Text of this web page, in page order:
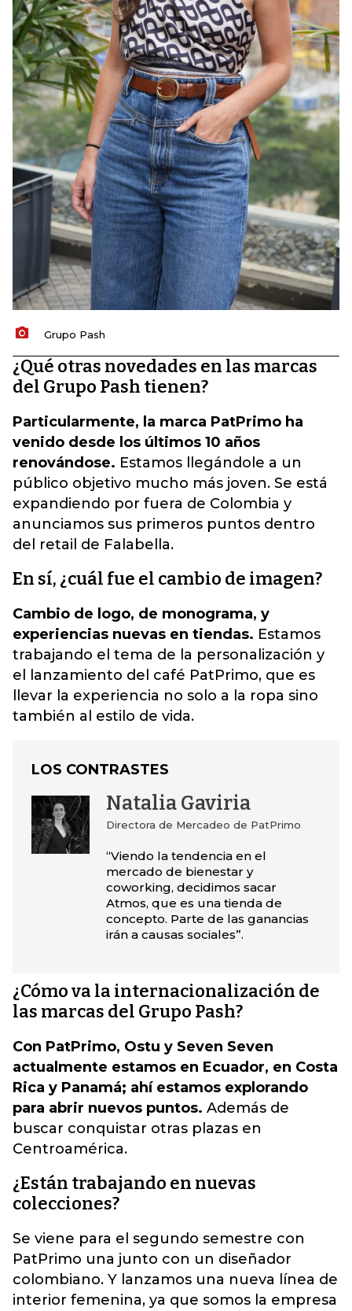
Grupo Pash
¿Qué otras novedades en las marcas
del Grupo Pash tienen?
Particularmente, la marca PatPrimo ha
venido desde los últimos 10 años
renovándose. Estamos llegándole a un
público objetivo mucho más joven. Se está
expandiendo por fuera de Colombia y
anunciamos sus primeros puntos dentro
del retail de Falabella.
En sí, ¿cuál fue el cambio de imagen?
Cambio de logo, de monograma, y
experiencias nuevas en tiendas. Estamos
trabajando el tema de la personalización y
el lanzamiento del café PatPrimo, que es
llevar la experiencia no solo a la ropa sino
también al estilo de vida.
LOS CONTRASTES
Natalia Gaviria
Directora de Mercadeo de PatPrimo
“Viendo la tendencia en el
mercado de bienestar y
coworking, decidimos sacar
Atmos, que es una tienda de
concepto. Parte de las ganancias
irán a causas sociales”.
¿Cómo va la internacionalización de
las marcas del Grupo Pash?
Con PatPrimo, Ostu y Seven Seven
actualmente estamos en Ecuador, en Costa
Rica y Panamá; ahí estamos explorando
para abrir nuevos puntos. Además de
buscar conquistar otras plazas en
Centroamérica.
¿Están trabajando en nuevas
colecciones?
Se viene para el segundo semestre con
PatPrimo una junto con un diseñador
colombiano. Y lanzamos una nueva línea de
interior femenina, ya que somos la empresa